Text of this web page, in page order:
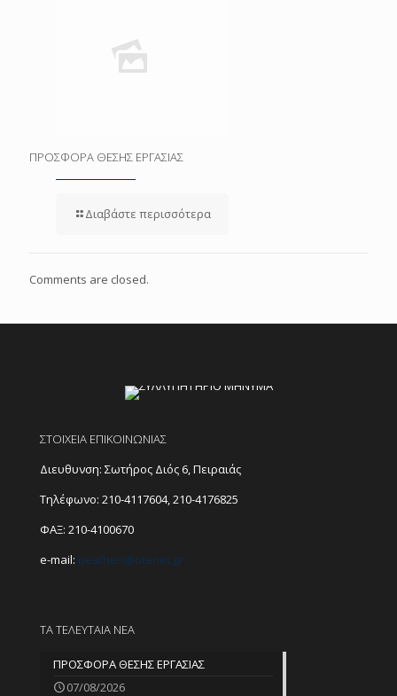
ΠΡΟΣΦΟΡΑ ΘΕΣΗΣ ΕΡΓΑΣΙΑΣ
Διαβάστε περισσότερα
Comments are closed.
ΣΤΟΙΧΕΙΑ ΕΠΙΚΟΙΝΩΝΙΑΣ
Διευθυνση: Σωτήρος Διός 6, Πειραιάς
Τηλέφωνο: 210-4117604, 210-4176825
ΦΑΞ: 210-4100670
e-mail: peathen@otenet.gr
ΤΑ ΤΕΛΕΥΤΑΙΑ ΝΕΑ
ΠΡΟΣΦΟΡΑ ΘΕΣΗΣ ΕΡΓΑΣΙΑΣ
07/08/2026